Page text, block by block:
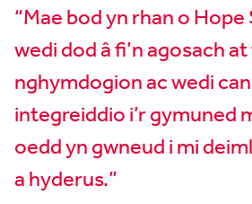
“Mae bod yn rhan o Hope
wedi dod â fi’n agosach
nghymdogion ac wedi
integreiddio i’r gymuned
oedd yn gwneud i mi
a hyderus.”